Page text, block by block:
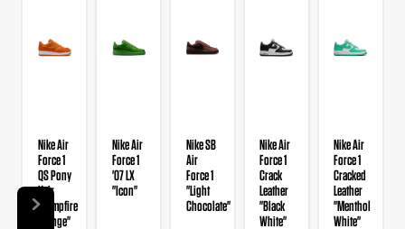
Nike Air
Force 1
QS Pony
Hair
"Campfire
Orange"
Nike Air
Force 1
'07 LX
"Icon"
Nike SB
Air
Force 1
"Light
Chocolate"
Nike Air
Force 1
Crack
Leather
"Black
White"
Nike Air
Force 1
Cracked
Leather
"Menthol
White"